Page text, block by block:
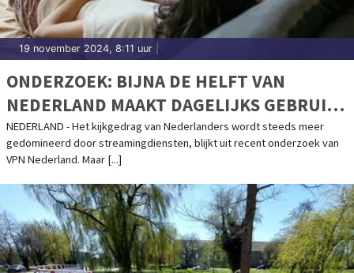
19 november 2024, 8:11 uur
ONDERZOEK: BIJNA DE HELFT VAN
NEDERLAND MAAKT DAGELIJKS GEBRUIK
VAN STREAMINGDIENSTEN
NEDERLAND - Het kijkgedrag van Nederlanders wordt steeds meer
gedomineerd door streamingdiensten, blijkt uit recent onderzoek van
VPN Nederland. Maar [...]